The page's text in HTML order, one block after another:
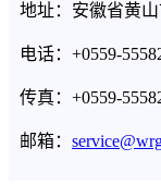
地址：安徽省黄
电话：+0559-
传真：+0559-
邮箱：